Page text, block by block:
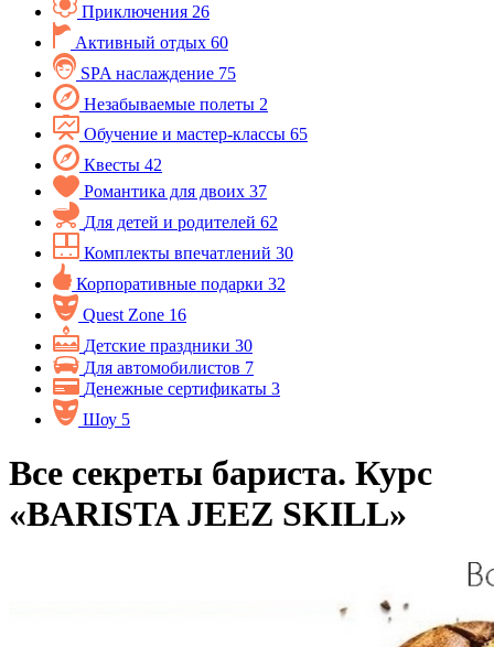
Приключения 26
Активный отдых 60
SPA наслаждение 75
Незабываемые полеты 2
Обучение и мастер-классы 65
Квесты 42
Романтика для двоих 37
Для детей и родителей 62
Комплекты впечатлений 30
Корпоративные подарки 32
Quest Zone 16
Детские праздники 30
Для автомобилистов 7
Денежные сертификаты 3
Шоу 5
Все секреты бариста. Курс
«BARISTA JEEZ SKILL»